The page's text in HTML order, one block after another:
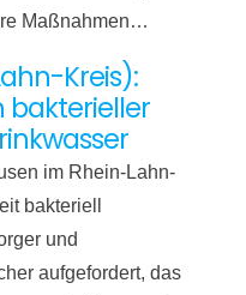
Maßnahmen…
Kreis):
bakterieller
im Rhein-Lahn-
bakteriell
und
aufgefordert, das